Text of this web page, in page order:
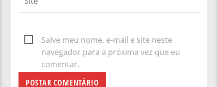
Salve meu nome, e-mail e site neste
navegador para a próxima vez que eu
comentar.